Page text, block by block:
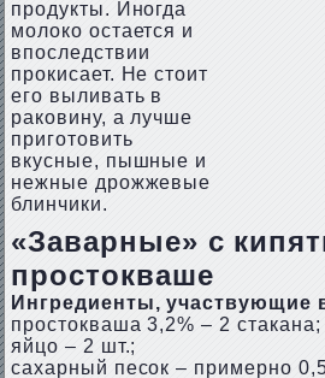
продукты. Иногда
молоко остается и
впоследствии
прокисает. Не стоит
его выливать в
раковину, а лучше
приготовить
вкусные, пышные и
нежные дрожжевые
блинчики.
«Заварные» с
простокваше
Ингредиенты, участвующие
простокваша 3,2% – 2 cтакана;
яйцо – 2 шт.;
сахарный песок – примерно